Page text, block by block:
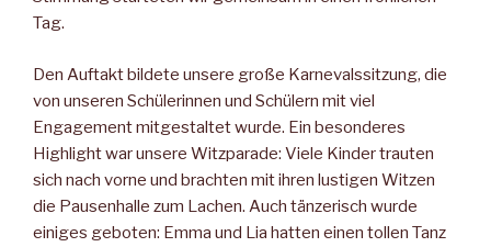
Tag.
Den Auftakt bildete unsere große Karnevalssitzung, die
von unseren Schülerinnen und Schülern mit viel
Engagement mitgestaltet wurde. Ein besonderes
Highlight war unsere Witzparade: Viele Kinder trauten
sich nach vorne und brachten mit ihren lustigen Witzen
die Pausenhalle zum Lachen. Auch tänzerisch wurde
einiges geboten: Emma und Lia hatten einen tollen Tanz